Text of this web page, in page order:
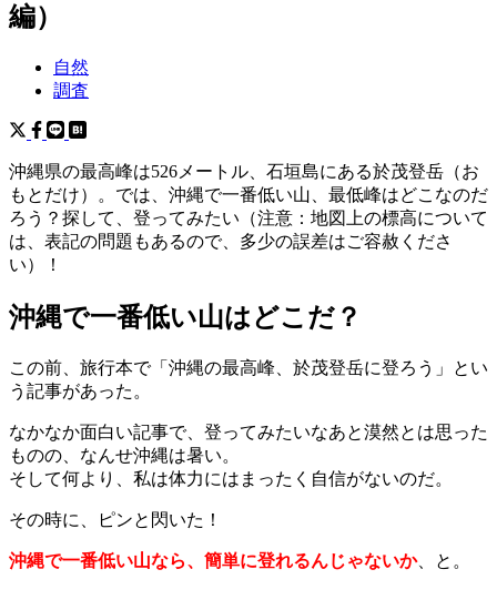
編）
自然
調査
沖縄県の最高峰は526メートル、石垣島にある於茂登岳（お
もとだけ）。では、沖縄で一番低い山、最低峰はどこなのだ
ろう？探して、登ってみたい（注意：地図上の標高について
は、表記の問題もあるので、多少の誤差はご容赦くださ
い）！
沖縄で一番低い山はどこだ？
この前、旅行本で「沖縄の最高峰、於茂登岳に登ろう」とい
う記事があった。
なかなか面白い記事で、登ってみたいなあと漠然とは思った
ものの、なんせ沖縄は暑い。
そして何より、私は体力にはまったく自信がないのだ。
その時に、ピンと閃いた！
沖縄で一番低い山なら、簡単に登れるんじゃないか、と。